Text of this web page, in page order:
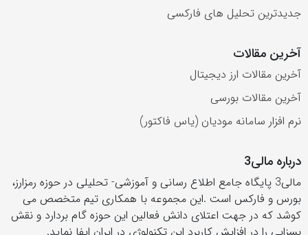
جدیدترین تحلیل های فارکسی
آخرین مقالات
آخرین مقالات ارز دیجیتال
آخرین مقالات بورسی
نرم افزار سامانه مودیان (یاس فاکتور)
درباره مالی3
مالی3 پایگاه جامع اطلاع رسانی و آموزشی- تحلیلی در حوزه رمزارز،
بورس و فارکس است .این مجموعه با همکاری تیم متخصص می
کوشد که در جهت اعتلای دانش فعالین این حوزه گام بردارد و نقش